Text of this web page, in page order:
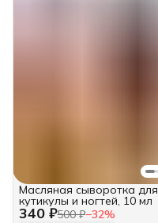
340 ₽500 ₽−32%
Масляная сыворотка для
кутикулы и ногтей, 10 мл